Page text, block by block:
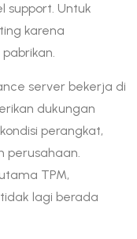
support. Untuk
karena
server bekerja di
dukungan
perangkat,
perusahaan.
TPM,
lagi berada